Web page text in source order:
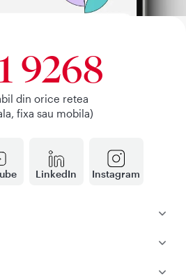
LinkedIn Instagram
9268
din orice retea
fixa sau mobila)